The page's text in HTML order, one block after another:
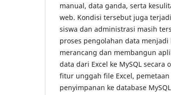
manual, data ganda, serta
web. Kondisi tersebut juga
siswa dan administrasi masih
proses pengolahan data
merancang dan membangun
data dari Excel ke MySQL
fitur unggah file Excel,
penyimpanan ke database